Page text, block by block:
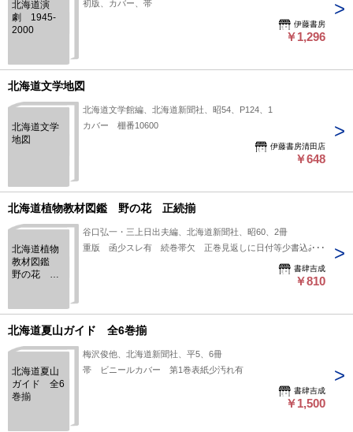
北海道演
劇 1945‐
2000
初版、カバー、帯
伊藤書房
￥1,296
北海道文学地図
北海道文学
地図
北海道文学館編、北海道新聞社、昭54、P124、1
カバー 棚番10600
伊藤書房清田店
￥648
北海道植物教材図鑑 野の花 正続揃
北海道植物
教材図鑑
野の花 正
谷口弘一・三上日出夫編、北海道新聞社、昭60、2冊
重版 函少スレ有 続巻帯欠 正巻見返しに日付等少書込み有
書肆吉成
￥810
北海道夏山ガイド 全6巻揃
北海道夏山
ガイド 全6
巻揃
梅沢俊他、北海道新聞社、平5、6冊
帯 ビニールカバー 第1巻表紙少汚れ有
書肆吉成
￥1,500